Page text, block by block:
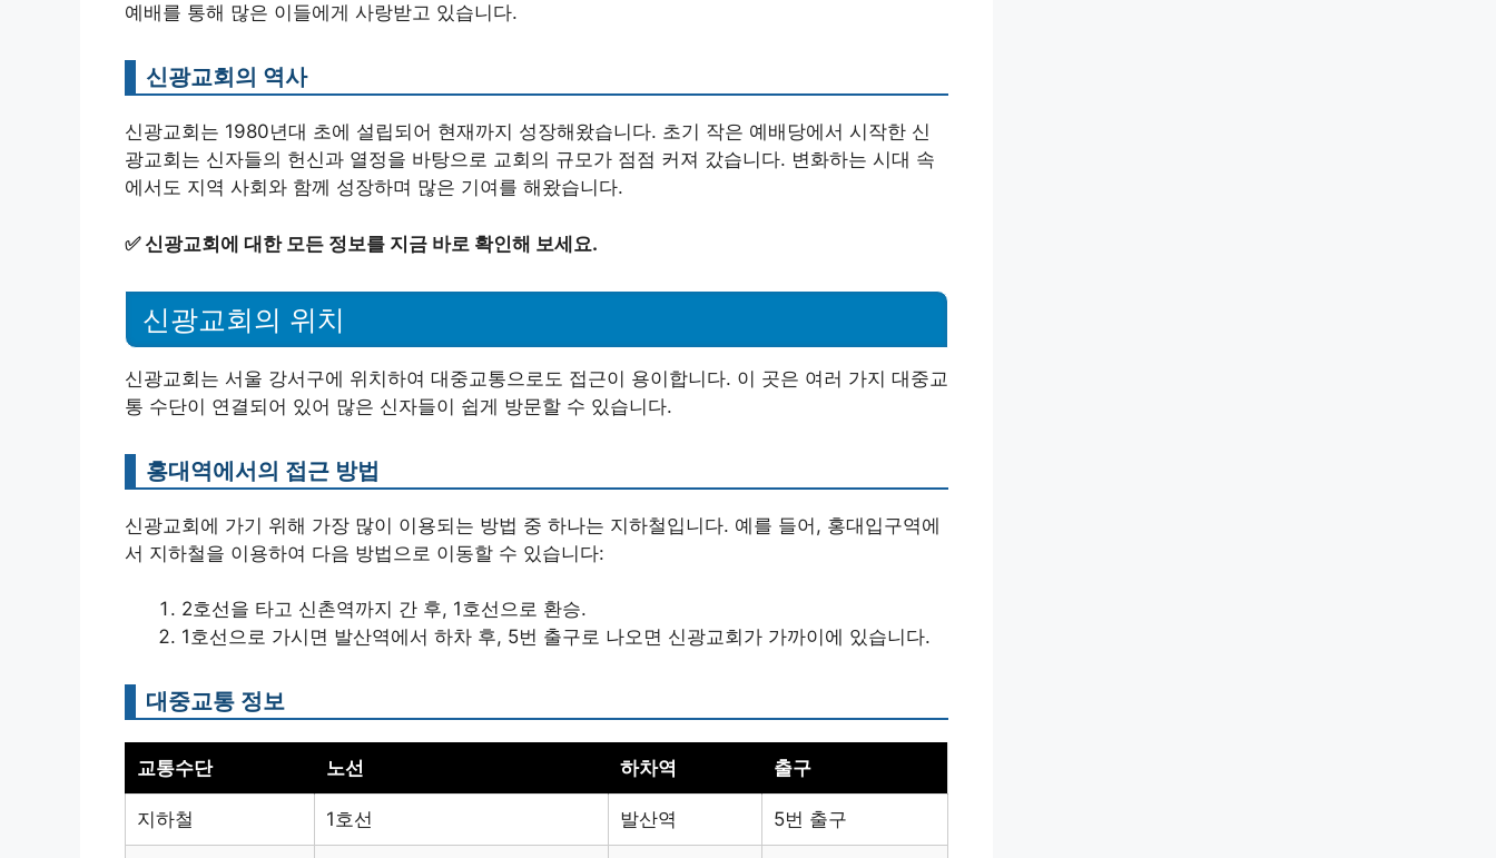
예배를 통해 많은 이들에게 사랑받고 있습니다.
신광교회의 역사
신광교회는 1980년대 초에 설립되어 현재까지 성장해왔습니다. 초기 작은 예배당에서 시작한 신
광교회는 신자들의 헌신과 열정을 바탕으로 교회의 규모가 점점 커져 갔습니다. 변화하는 시대 속
에서도 지역 사회와 함께 성장하며 많은 기여를 해왔습니다.
✅신광교회에 대한 모든 정보를 지금 바로 확인해 보세요.
신광교회의 위치
신광교회는 서울 강서구에 위치하여 대중교통으로도 접근이 용이합니다. 이 곳은 여러 가지 대중교
통 수단이 연결되어 있어 많은 신자들이 쉽게 방문할 수 있습니다.
홍대역에서의 접근 방법
신광교회에 가기 위해 가장 많이 이용되는 방법 중 하나는 지하철입니다. 예를 들어, 홍대입구역에
서 지하철을 이용하여 다음 방법으로 이동할 수 있습니다:
2호선을 타고 신촌역까지 간 후, 1호선으로 환승.
1호선으로 가시면 발산역에서 하차 후, 5번 출구로 나오면 신광교회가 가까이에 있습니다.
대중교통 정보
교통수단 노선 하차역 출구
지하철 1호선 발산역 5번 출구